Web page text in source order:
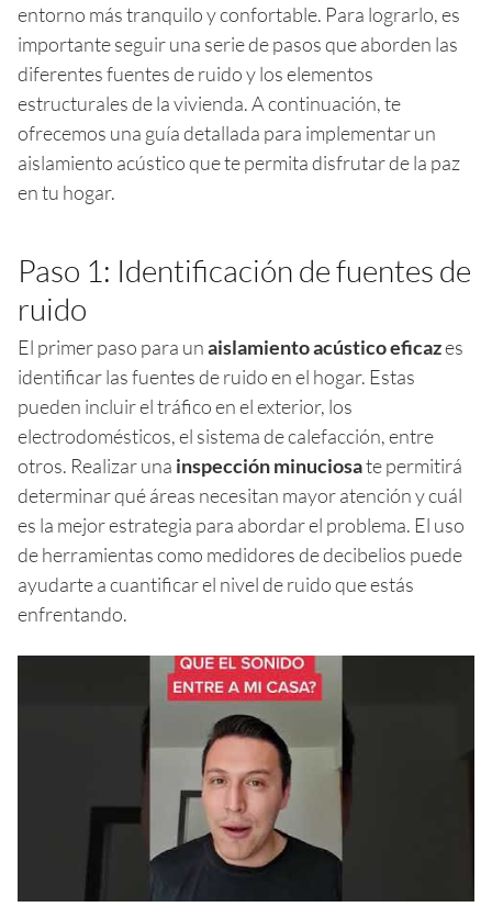
entorno más tranquilo y confortable. Para lograrlo, es
importante seguir una serie de pasos que aborden las
diferentes fuentes de ruido y los elementos
estructurales de la vivienda. A continuación, te
ofrecemos una guía detallada para implementar un
aislamiento acústico que te permita disfrutar de la paz
en tu hogar.
Paso 1: Identificación de fuentes de
ruido
El primer paso para unaislamiento acústico eficazes
identificar las fuentes de ruido en el hogar. Estas
pueden incluir el tráfico en el exterior, los
electrodomésticos, el sistema de calefacción, entre
otros. Realizar una inspección minuciosate permitirá
determinar qué áreas necesitan mayor atención y cuál
es la mejor estrategia para abordar el problema. El uso
de herramientas como medidores de decibelios puede
ayudarte a cuantificar el nivel de ruido que estás
enfrentando.